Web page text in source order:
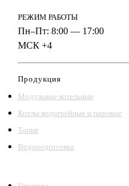
РЕЖИМ РАБОТЫ
Пн–Пт: 8:00 — 17:00
МСК +4
Продукция
Модульные котельные
Котлы водогрейные и паровые
Топки
Водоподготовка